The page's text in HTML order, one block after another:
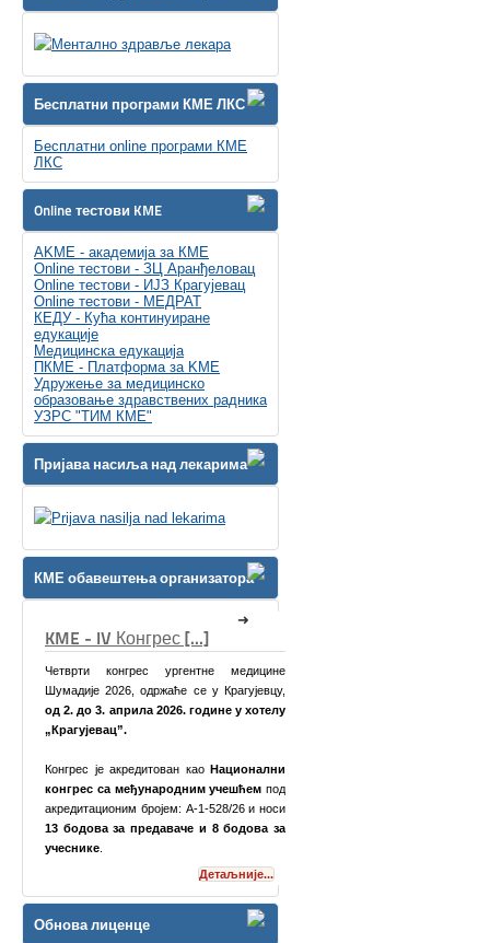
Бесплатни програми КМЕ ЛКС
Бесплатни online програми КМЕ
ЛКС
Online тестови KME
AKME - академија за КМЕ
Online тестови - ЗЦ Аранђеловац
Online тестови - ИЈЗ Крагујевац
Online тестови - МЕДРАТ
КЕДУ - Кућа континуиране
едукације
Медицинска едукација
ПКМЕ - Платформа за KME
Удружење за медицинско
образовање здравствених радника
УЗРС "ТИМ КМЕ"
Пријава насиља над лекарима
КМЕ обавештења организатора
медицине
Крагујевцу,
у хотелу
Национални
учешћемпод
26 и носи
8 бодова за
КМЕ Симпозијум [...]
Детаљније...
Обнова лиценце